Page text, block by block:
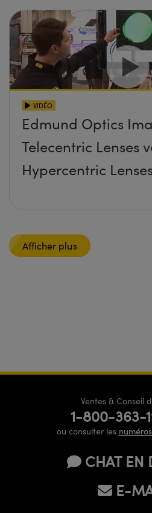
VIDÉO
Edmund Optics
Telecentric Lenses
Hypercentric
Afficher plus
Ventes & Conseil
1-800-363-
ou consulter les
CHAT EN
E-